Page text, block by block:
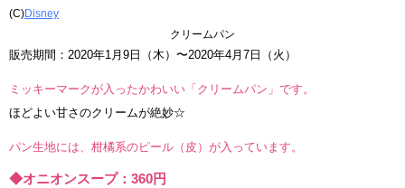
(C)Disney
クリームパン
販売期間：2020年1月9日（木）〜2020年4月7日（火）
ミッキーマークが入ったかわいい「クリームパン」です。
ほどよい甘さのクリームが絶妙☆
パン生地には、柑橘系のピール（皮）が入っています。
◆オニオンスープ：360円